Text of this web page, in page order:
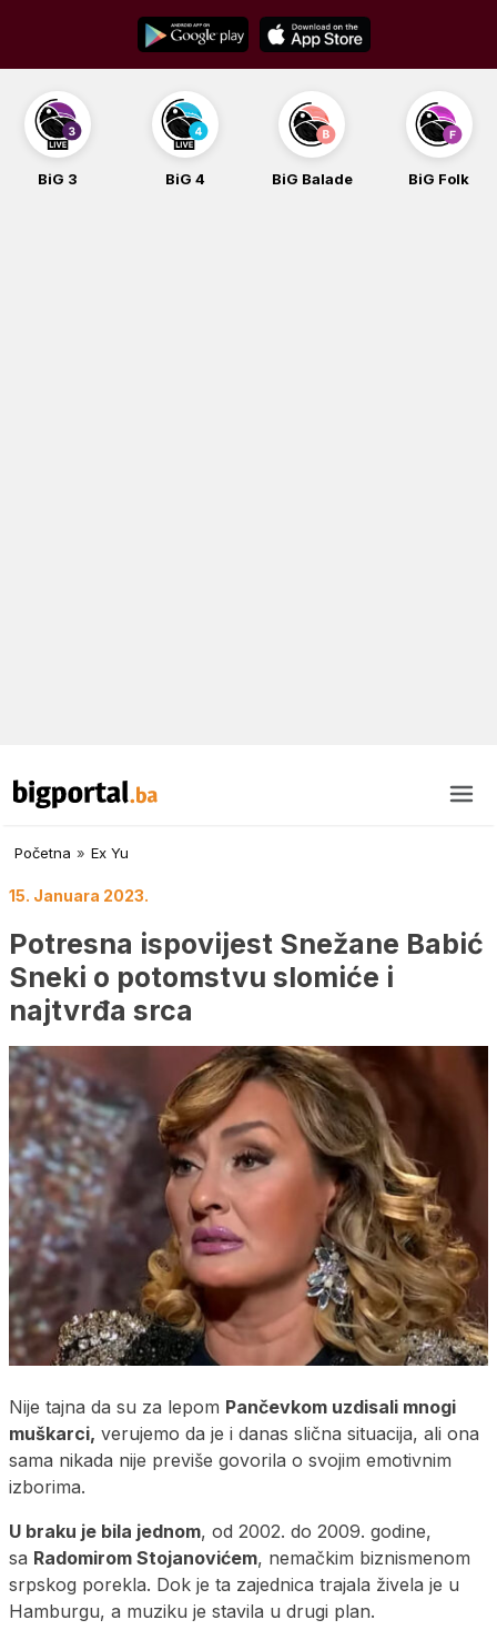
content
BiG 3 BiG 4 BiG Balade BiG Folk
Početna » Ex Yu
15. Januara 2023.
Potresna ispovijest Snežane Babić
Sneki o potomstvu slomiće i
najtvrđa srca
Nije tajna da su za lepom Pančevkom uzdisali mnogi
muškarci, verujemo da je i danas slična situacija, ali ona
sama nikada nije previše govorila o svojim emotivnim
izborima.
U braku je bila jednom, od 2002. do 2009. godine,
sa Radomirom Stojanovićem, nemačkim biznismenom
srpskog porekla. Dok je ta zajednica trajala živela je u
Hamburgu, a muziku je stavila u drugi plan.